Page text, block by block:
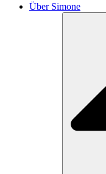
Über Simone